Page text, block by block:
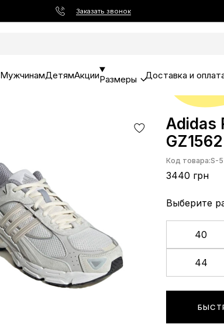
Заказать звонок
МужчинамДетямАкцииРазмеры Доставка и
Adidas
GZ1562
Код товара:S-
3440 грн
Выберите
40
44